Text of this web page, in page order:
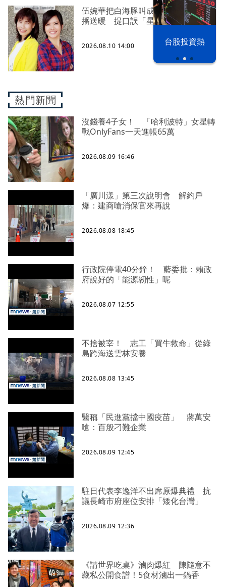
漢光42演習 台股投資熱
伍婉華把白海豚叫成白沙屯！氣象主
播送暖 提口誤「星巴克」心情
2026.08.10 14:00
熱門新聞
沒錢養4子女！ 「哈利波特」女星轉
戰OnlyFans一天進帳65萬
2026.08.09 16:46
「廣川漾」第三次說明會 解約戶
爆：建商嗆消保官來再說
2026.08.08 18:45
行政院停電40分鐘！ 藍委批：賴政
府說好的「能源韌性」呢
2026.08.07 12:55
不捨被宰！ 志工「買牛救命」從綠
島跨海送雲林安養
2026.08.08 13:45
醫稱「民進黨擋中國疫苗」 蔣萬安
嗆：百般刁難企業
2026.08.09 12:45
駐日代表李逸洋不出席原爆典禮 抗
議長崎市府座位安排「矮化台灣」
2026.08.09 12:36
《請世界吃桌》滷肉爆紅 陳隨意不
藏私公開食譜！5食材滷出一鍋香